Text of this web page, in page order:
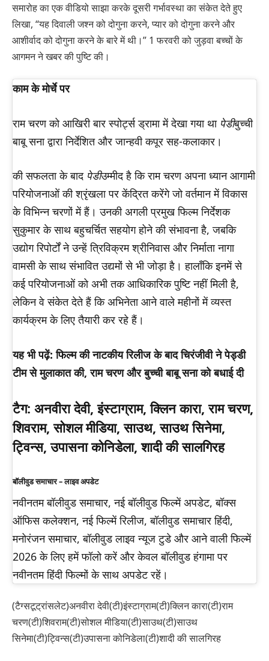
समारोह का एक वीडियो साझा करके दूसरी गर्भावस्था का संकेत देते हुए
लिखा, “यह दिवाली जश्न को दोगुना करने, प्यार को दोगुना करने और
आशीर्वाद को दोगुना करने के बारे में थी।” 1 फरवरी को जुड़वा बच्चों के
आगमन ने खबर की पुष्टि की।
काम के मोर्चे पर
राम चरण को आखिरी बार स्पोर्ट्स ड्रामा में देखा गया था पेडीबुच्ची
बाबू सना द्वारा निर्देशित और जान्हवी कपूर सह-कलाकार।
की सफलता के बाद पेडीउम्मीद है कि राम चरण अपना ध्यान आगामी
परियोजनाओं की श्रृंखला पर केंद्रित करेंगे जो वर्तमान में विकास
के विभिन्न चरणों में हैं। उनकी अगली प्रमुख फिल्म निर्देशक
सुकुमार के साथ बहुचर्चित सहयोग होने की संभावना है, जबकि
उद्योग रिपोर्टों ने उन्हें त्रिविक्रम श्रीनिवास और निर्माता नागा
वामसी के साथ संभावित उद्यमों से भी जोड़ा है। हालाँकि इनमें से
कई परियोजनाओं को अभी तक आधिकारिक पुष्टि नहीं मिली है,
लेकिन वे संकेत देते हैं कि अभिनेता आने वाले महीनों में व्यस्त
कार्यक्रम के लिए तैयारी कर रहे हैं।
यह भी पढ़ें: फिल्म की नाटकीय रिलीज के बाद चिरंजीवी ने पेड्डी
टीम से मुलाकात की, राम चरण और बुच्ची बाबू सना को बधाई दी
टैग: अनवीरा देवी, इंस्टाग्राम, क्लिन कारा, राम चरण,
शिवराम, सोशल मीडिया, साउथ, साउथ सिनेमा,
ट्विन्स, उपासना कोनिडेला, शादी की सालगिरह
बॉलीवुड समाचार – लाइव अपडेट
नवीनतम बॉलीवुड समाचार, नई बॉलीवुड फिल्में अपडेट, बॉक्स
ऑफिस कलेक्शन, नई फिल्में रिलीज, बॉलीवुड समाचार हिंदी,
मनोरंजन समाचार, बॉलीवुड लाइव न्यूज टुडे और आने वाली फिल्में
2026 के लिए हमें फॉलो करें और केवल बॉलीवुड हंगामा पर
नवीनतम हिंदी फिल्मों के साथ अपडेट रहें।
(टैग्सटूट्रांसलेट)अनवीरा देवी(टी)इंस्टाग्राम(टी)क्लिन कारा(टी)राम
चरण(टी)शिवराम(टी)सोशल मीडिया(टी)साउथ(टी)साउथ
सिनेमा(टी)ट्विन्स(टी)उपासना कोनिडेला(टी)शादी की सालगिरह